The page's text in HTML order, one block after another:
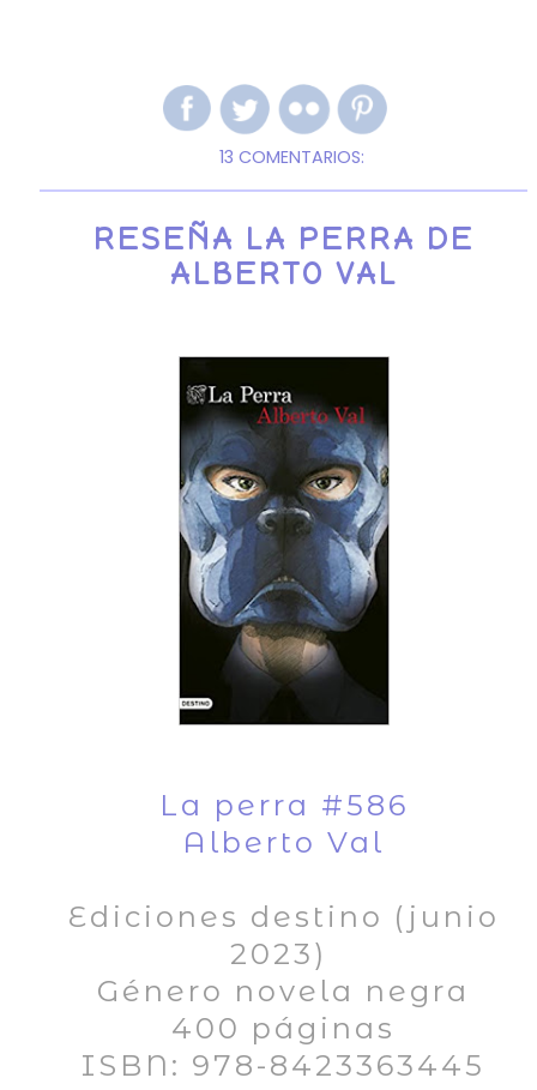
13 COMENTARIOS:
RESEÑA LA PERRA DE
ALBERTO VAL
La perra #586
Alberto Val
Ediciones destino (junio
2023)
Género novela negra
400 páginas
ISBN: 978-8423363445